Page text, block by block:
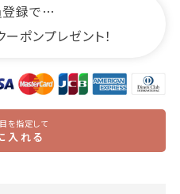
登録で…
ーポンプレゼント！
を指定して
入れる